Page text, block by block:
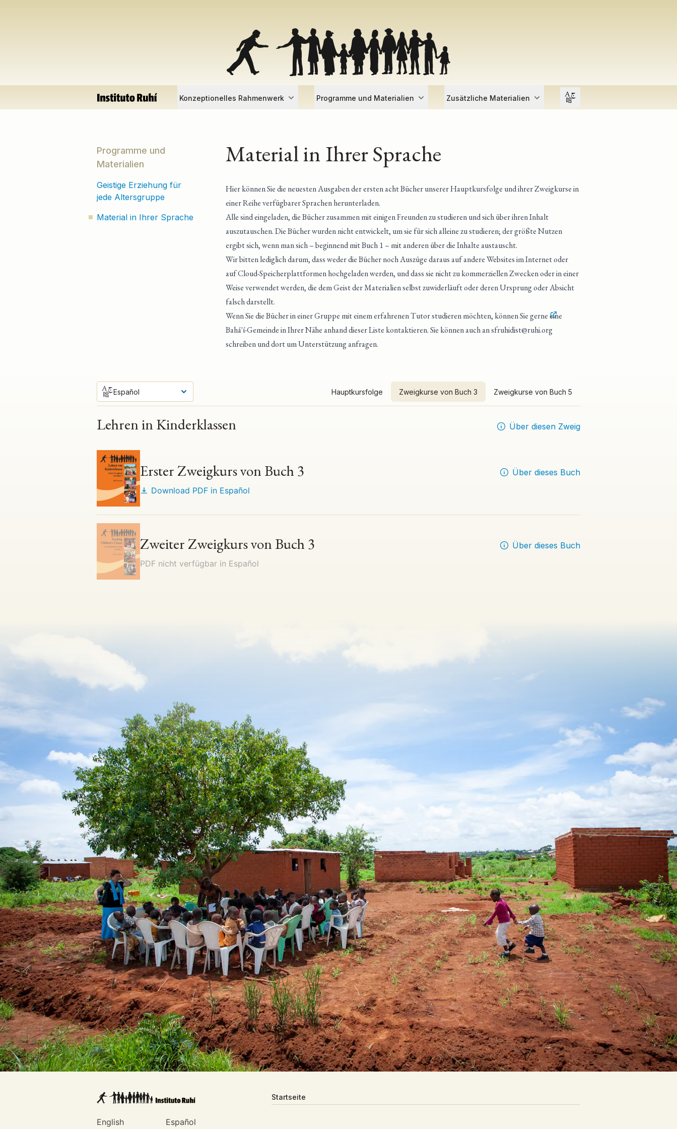
Konzeptionelles Rahmenwerk Programme und Materialien Zusätzliche Materialien Open user menu
Programme und
Materialien
Geistige Erziehung für
jede Altersgruppe
Material in Ihrer Sprache
Material in Ihrer Sprache
Hier können Sie die neuesten Ausgaben der ersten acht Bücher unserer Hauptkursfolge und ihrer Zweigkurse in
einer Reihe verfügbarer Sprachen herunterladen.
Alle sind eingeladen, die Bücher zusammen mit einigen Freunden zu studieren und sich über ihren Inhalt
auszutauschen. Die Bücher wurden nicht entwickelt, um sie für sich alleine zu studieren; der größte Nutzen
ergibt sich, wenn man sich – beginnend mit Buch 1 – mit anderen über die Inhalte austauscht.
Wir bitten lediglich darum, dass weder die Bücher noch Auszüge daraus auf andere Websites im Internet oder
auf Cloud-Speicherplattformen hochgeladen werden, und dass sie nicht zu kommerziellen Zwecken oder in einer
Weise verwendet werden, die dem Geist der Materialien selbst zuwiderläuft oder deren Ursprung oder Absicht
falsch darstellt.
Wenn Sie die Bücher in einer Gruppe mit einem erfahrenen Tutor studieren möchten, können Sie gerneeine
Bahá'í-Gemeinde in Ihrer Nähe anhand dieser Liste kontaktieren. Sie können auch ansfruhidist@ruhi.org
schreiben und dort um Unterstützung anfragen.
Español Hauptkursfolge Zweigkurse von Buch 3 Zweigkurse von Buch 5
Lehren in Kinderklassen Über diesen Zweig
Erster Zweigkurs von Buch 3
Über dieses Buch
Download PDF in Español
Zweiter Zweigkurs von Buch 3
Über dieses Buch
PDF nicht verfügbar in Español
English Español
Startseite